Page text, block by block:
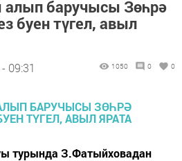
алып баручысы Зөһрә
буен түгел, авыл
09:31 1050 0 0
турында З.Фатыйховадан